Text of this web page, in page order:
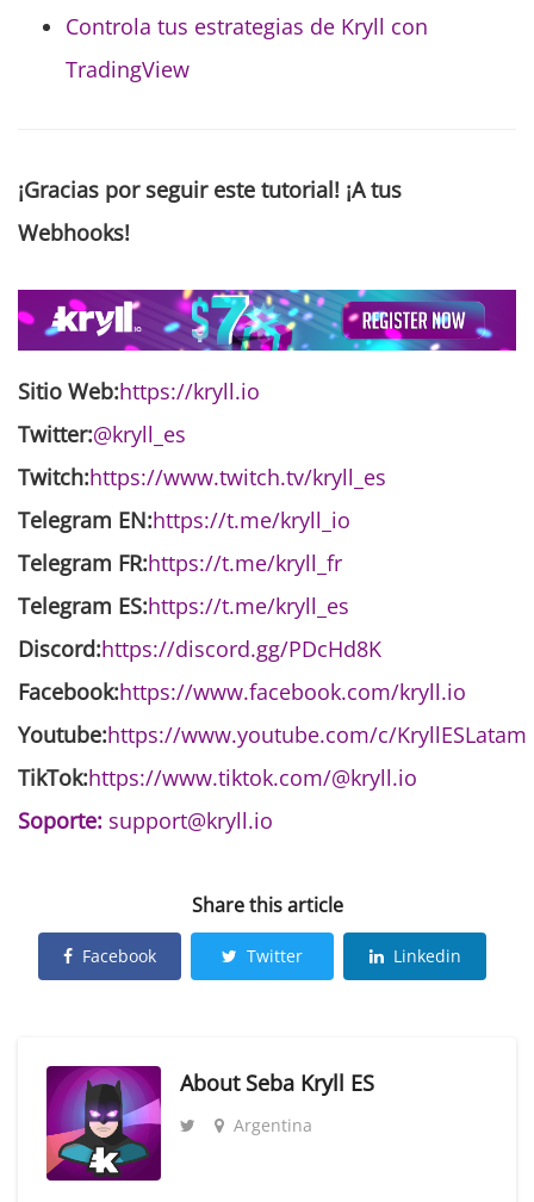
Controla tus estrategias de Kryll con
TradingView
¡Gracias por seguir este tutorial! ¡A tus
Webhooks!
Sitio Web:https://kryll.io
Twitter:@kryll_es
Twitch:https://www.twitch.tv/kryll_es
Telegram EN:https://t.me/kryll_io
Telegram FR:https://t.me/kryll_fr
Telegram ES:https://t.me/kryll_es
Discord:https://discord.gg/PDcHd8K
Facebook:https://www.facebook.com/kryll.io
Youtube:https://www.youtube.com/c/KryllESLatam
TikTok:https://www.tiktok.com/@kryll.io
Soporte: support@kryll.io
Share this article
Facebook Twitter Linkedin
About Seba Kryll ES
Argentina